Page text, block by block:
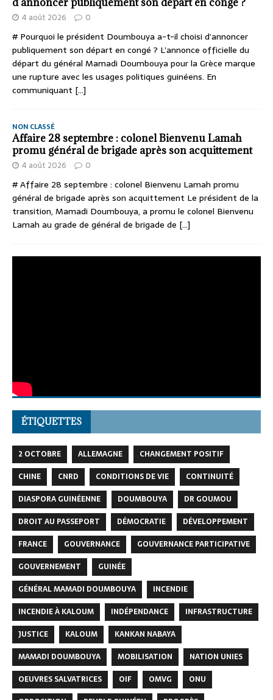
d’annoncer publiquement son départ en congé ?
4 août 2026 0
# Pourquoi le président Doumbouya a-t-il choisi d’annoncer
publiquement son départ en congé ? L’annonce officielle du
départ du général Mamadi Doumbouya pour la Grèce marque
une rupture avec les usages politiques guinéens. En
communiquant [...]
NON CLASSÉ
Affaire 28 septembre : colonel Bienvenu Lamah
promu général de brigade après son acquittement
4 août 2026 0
# Affaire 28 septembre : colonel Bienvenu Lamah promu
général de brigade après son acquittement Le président de la
transition, Mamadi Doumbouya, a promu le colonel Bienvenu
Lamah au grade de général de brigade de [...]
ÉTIQUETTES
2 OCTOBRE ALLEMAGNE
CHANGEMENT POSITIF
CHINE
CNRD CONDITIONS DE VIE
CONTINUITÉ
DIASPORA GUINÉENNE
DOUMBOUYA
DR GOUMOU
DROIT AU PASSEPORT
DÉMOCRATIE
DÉVELOPPEMENT
FRANCE
GOUVERNANCE
GOUVERNANCE PARTICIPATIVE
GOUVERNEMENT
GUINÉE
GÉNÉRAL MAMADI DOUMBOUYA
INCENDIE
INCENDIE À KALOUM
INDÉPENDANCE
INFRASTRUCTURE
JUSTICE
KALOUM
KANKAN NABAYA
MAMADI DOUMBOUYA
MOBILISATION
NATION UNIES
OEUVRES SALVATRICES
OIF OMVG
ONU